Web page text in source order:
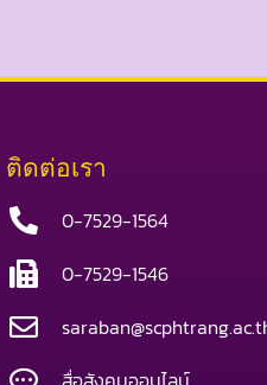
ติดต่อเรา
0-7529-1564
0-7529-1546